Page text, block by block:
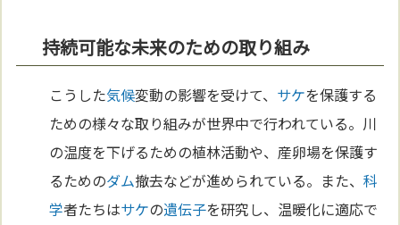
持続可能な未来のための取り組み
こうした気候変動の影響を受けて、 サケを保護する
ための様々な取り組みが世界中で行われている。川
の温度を下げるための植林活動や、産卵場を保護す
るためのダム撤去などが進められている。また、科
学者たちはサケの遺伝子を研究し、温暖化に適応で